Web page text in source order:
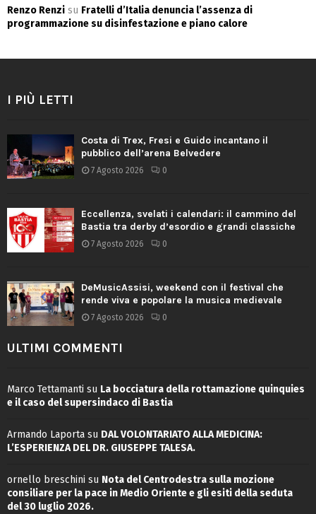
Renzo Renzi su Fratelli d’Italia denuncia l’assenza di
programmazione su disinfestazione e piano calore
I PIÙ LETTI
Costa di Trex, Fresi e Guido incantano il
pubblico dell’arena Belvedere
7 Agosto 2026 0
Eccellenza, svelati i calendari: il cammino del
Bastia tra derby d’esordio e grandi classiche
7 Agosto 2026 0
DeMusicAssisi, weekend con il festival che
rende viva e popolare la musica medievale
7 Agosto 2026 0
ULTIMI COMMENTI
Marco Tettamanti su La bocciatura della rottamazione quinquies
e il caso del supersindaco di Bastia
Armando Laporta su DAL VOLONTARIATO ALLA MEDICINA:
L’ESPERIENZA DEL DR. GIUSEPPE TALESA.
ornello breschini su Nota del Centrodestra sulla mozione
consiliare per la pace in Medio Oriente e gli esiti della seduta
del 30 luglio 2026.